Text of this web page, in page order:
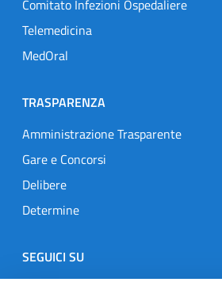
Comitato Infezioni Ospedaliere
Telemedicina
MedOral
TRASPARENZA
Amministrazione Trasparente
Gare e Concorsi
Delibere
Determine
SEGUICI SU